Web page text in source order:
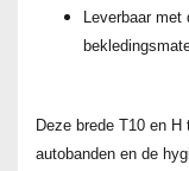
Leverbaar
Deze brede T10 en
autobanden en de